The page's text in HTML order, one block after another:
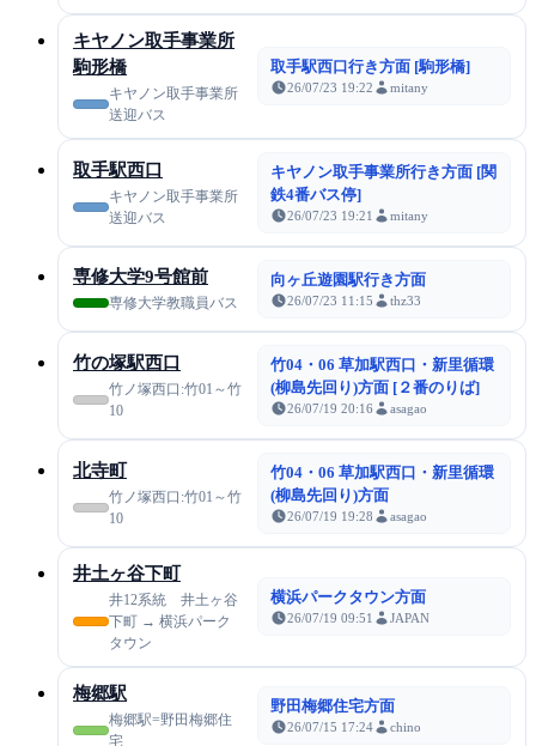
キヤノン取手事業所
駒形橋
キヤノン取手事業所
送迎バス
取手駅西口行き方面 [駒形橋]
26/07/23 19:22 mitany
取手駅西口
キヤノン取手事業所
送迎バス
キヤノン取手事業所行き方面 [関
鉄4番バス停]
26/07/23 19:21 mitany
専修大学9号館前
専修大学教職員バス
向ヶ丘遊園駅行き方面
26/07/23 11:15 thz33
竹の塚駅西口
竹ノ塚西口:竹01～竹
10
竹04・06 草加駅西口・新里循環
(柳島先回り)方面 [２番のりば]
26/07/19 20:16 asagao
北寺町
竹ノ塚西口:竹01～竹
10
竹04・06 草加駅西口・新里循環
(柳島先回り)方面
26/07/19 19:28 asagao
井土ヶ谷下町
井12系統 井土ヶ谷
下町 → 横浜パーク
タウン
横浜パークタウン方面
26/07/19 09:51 JAPAN
梅郷駅
梅郷駅=野田梅郷住
宅
野田梅郷住宅方面
26/07/15 17:24 chino